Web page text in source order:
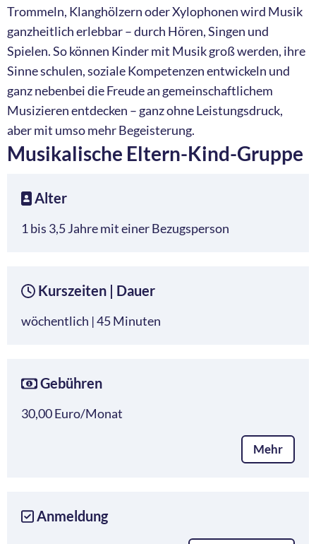
Trommeln, Klanghölzern oder Xylophonen wird Musik
ganzheitlich erlebbar – durch Hören, Singen und
Spielen. So können Kinder mit Musik groß werden, ihre
Sinne schulen, soziale Kompetenzen entwickeln und
ganz nebenbei die Freude an gemeinschaftlichem
Musizieren entdecken – ganz ohne Leistungsdruck,
aber mit umso mehr Begeisterung.
Musikalische Eltern-Kind-Gruppe
Alter
1 bis 3,5 Jahre mit einer Bezugsperson
Kurszeiten | Dauer
wöchentlich | 45 Minuten
Gebühren
30,00 Euro/Monat
Mehr
Anmeldung